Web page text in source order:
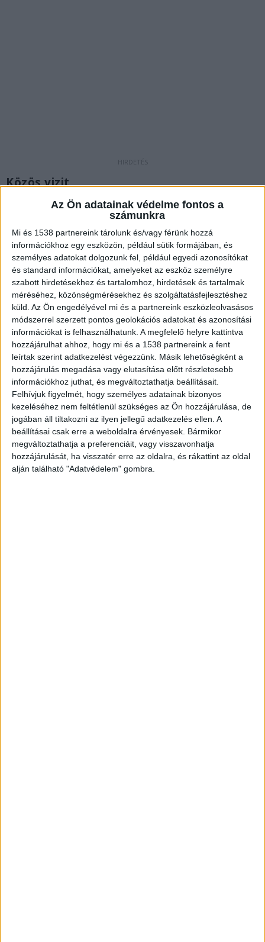
Az Ön adatainak védelme fontos a
számunkra
Mi és 1538 partnereink tárolunk és/vagy férünk hozzá
információkhoz egy eszközön, például sütik formájában, és
személyes adatokat dolgozunk fel, például egyedi azonosítókat
és standard információkat, amelyeket az eszköz személyre
szabott hirdetésekhez és tartalomhoz, hirdetések és tartalmak
méréséhez, közönségmérésekhez és szolgáltatásfejlesztéshez
küld. Az Ön engedélyével mi és a partnereink eszközleolvasásos
módszerrel szerzett pontos geolokációs adatokat és azonosítási
információkat is felhasználhatunk. A megfelelő helyre kattintva
hozzájárulhat ahhoz, hogy mi és a 1538 partnereink a fent
leírtak szerint adatkezelést végezzünk. Másik lehetőségként a
hozzájárulás megadása vagy elutasítása előtt részletesebb
információkhoz juthat, és megváltoztathatja beállításait.
Felhívjuk figyelmét, hogy személyes adatainak bizonyos
kezeléséhez nem feltétlenül szükséges az Ön hozzájárulása, de
jogában áll tiltakozni az ilyen jellegű adatkezelés ellen. A
beállításai csak erre a weboldalra érvényesek. Bármikor
megváltoztathatja a preferenciáit, vagy visszavonhatja
hozzájárulását, ha visszatér erre az oldalra, és rákattint az oldal
alján található "Adatvédelem" gombra.
Közös vizit
Hadházy Ákos hétfőn a fővárosban járt, és mivel
éppen arra volt dolga, úgy döntött, elviszi kisfiát
is az MTVA Kunigunda útján található
központjához. A politikus úgy érezte, eljött az
ideje annak, hogy immár felszabadultan és
nevetve vegyenek búcsút attól a helyszíntől,
amely az elmúlt években a Fidesz-propaganda
egyik legfőbb bástyája volt. Fontosnak tartotta,
hogy fia is lássa a helyszínt, ahol apját korábban
számos támadás érte, de most már a lezárás és a
továbblépés szándékával érkeztek meg a székház
elé.A BudapestKörnyéke.hu hírportál legfrissebb
híreit ide kattintva éred el! A Facebookon már
700 ezernél is többen követik a portáljainkat,
köszönjük, hogy most te is minket olvasol!